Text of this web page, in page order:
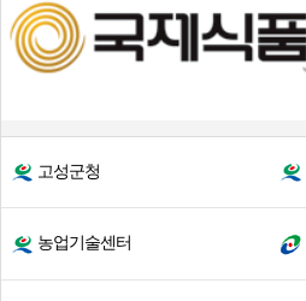
고성군청
농업기술센터